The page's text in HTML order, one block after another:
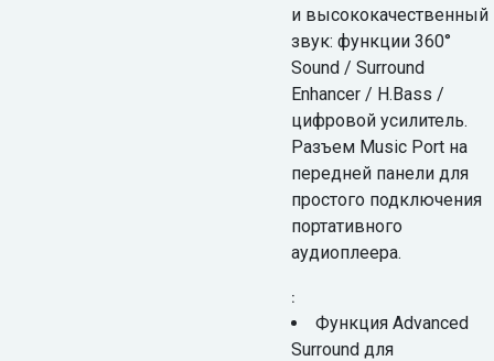
и высококачественный
звук: функции 360°
Sound / Surround
Enhancer / H.Bass /
цифровой усилитель.
Разъем Music Port на
передней панели для
простого подключения
портативного
аудиоплеера.
:
Функция Advanced
Surround для